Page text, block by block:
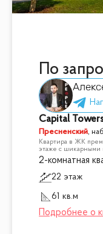
По
Capital
Пресненский,
Квартира в ЖК
этаже с шикарными
2-комнатная
22 этаж
61 кв.м